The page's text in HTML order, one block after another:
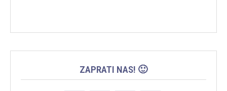
ZAPRATI NAS! 🙂